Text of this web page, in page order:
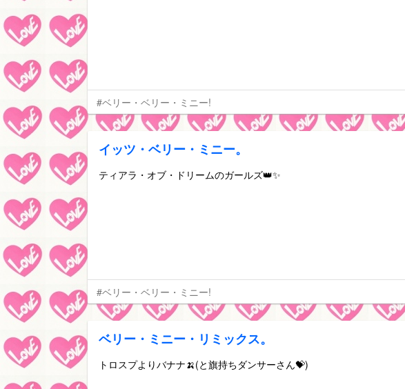
#ベリー・ベリー・ミニー!
イッツ・ベリー・ミニー。
ティアラ・オブ・ドリームのガールズ👑✨
#ベリー・ベリー・ミニー!
ベリー・ミニー・リミックス。
トロスプよりバナナ🍌(と旗持ちダンサーさん💝)